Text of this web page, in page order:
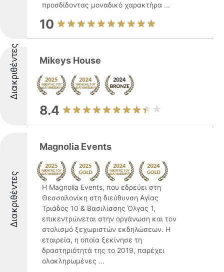
προσδίδοντας μοναδικό χαρακτήρα ...
10
Διακριθέντες Mikeys House
8.4
Διακριθέντες
Magnolia Events
Η Magnolia Events, που εδρεύει στη
Θεσσαλονίκη στη διεύθυνση Αγίας
Τριάδος 10 & Βασιλίσσης Όλγας 1,
επικεντρώνεται στην οργάνωση και τον
στολισμό ξεχωριστών εκδηλώσεων. Η
εταιρεία, η οποία ξεκίνησε τη
δραστηριότητά της το 2019, παρέχει
ολοκληρωμένες ...